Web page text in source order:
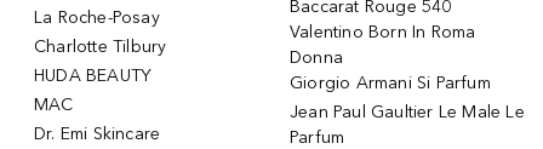
La Roche-Posay
Charlotte Tilbury
HUDA BEAUTY
MAC
Dr. Emi Skincare
Baccarat Rouge 540
Valentino Born In Roma
Donna
Giorgio Armani Si Parfum
Jean Paul Gaultier Le Male Le
Parfum